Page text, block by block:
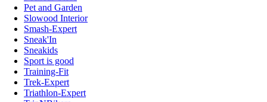
Pet and Garden
Slowood Interior
Smash-Expert
Sneak'In
Sneakids
Sport is good
Training-Fit
Trek-Expert
Triathlon-Expert